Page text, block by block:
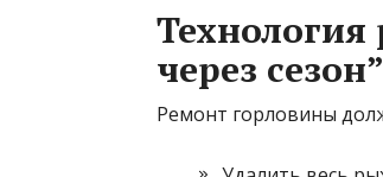
Технология
через сезон”
Ремонт горловины